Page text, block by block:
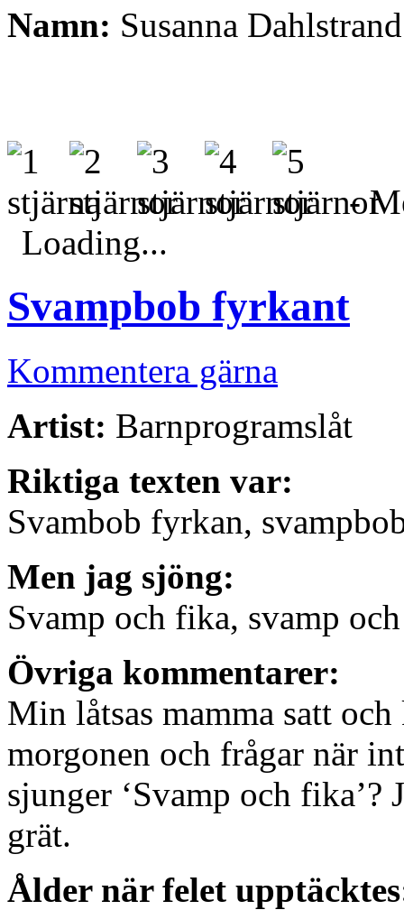
Namn: Susanna Dahlstrand
-
Loading...
Svampbob fyrkant
Kommentera gärna
Artist: Barnprogramslåt
Riktiga texten var:
Svambob fyrkan,
Men jag sjöng:
Svamp och fika, svamp
Övriga kommentarer:
Min låtsas mamma satt
morgonen och frågar när
sjunger ‘Svamp och fika’?
grät.
Ålder när felet